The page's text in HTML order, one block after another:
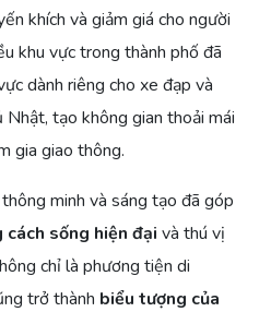
khích và giảm giá cho người
khu vực trong thành phố đã
dành riêng cho xe đạp và
tạo không gian thoải mái
gia giao thông.
minh và sáng tạo đã góp
cách sống hiện đại và thú vị
chỉ là phương tiện di
trở thành biểu tượng của